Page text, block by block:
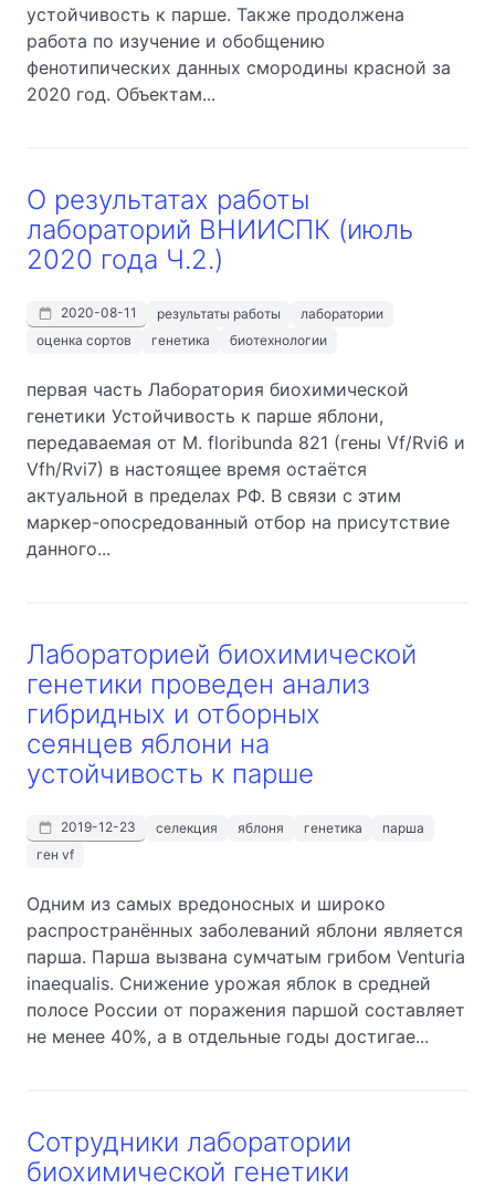
устойчивость к парше. Также продолжена
работа по изучение и обобщению
фенотипических данных смородины красной за
2020 год. Объектам...
О результатах работы
лабораторий ВНИИСПК (июль
2020 года Ч.2.)
2020-08-11 результаты работы
лаборатории
оценка сортов
генетика биотехнологии
первая часть Лаборатория биохимической
генетики Устойчивость к парше яблони,
передаваемая от M. floribunda 821 (гены Vf/Rvi6 и
Vfh/Rvi7) в настоящее время остаётся
актуальной в пределах РФ. В связи с этим
маркер-опосредованный отбор на присутствие
данного...
Лабораторией биохимической
генетики проведен анализ
гибридных и отборных
сеянцев яблони на
устойчивость к парше
2019-12-23 селекция яблоня генетика
парша
ген vf
Одним из самых вредоносных и широко
распространённых заболеваний яблони является
парша. Парша вызвана сумчатым грибом Venturia
inaequalis. Снижение урожая яблок в средней
полосе России от поражения паршой составляет
не менее 40%, а в отдельные годы достигае...
Сотрудники лаборатории
биохимической генетики